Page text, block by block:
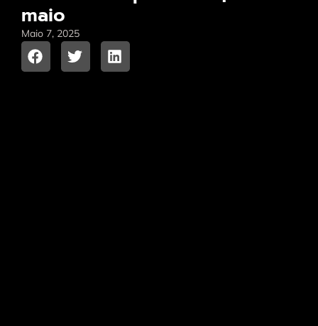
maio
Maio 7, 2025